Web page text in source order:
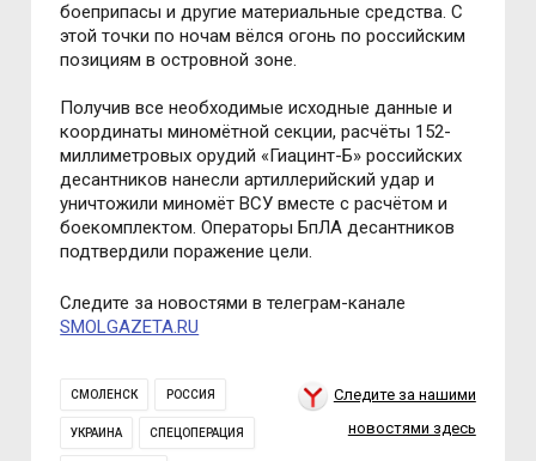
боеприпасы и другие материальные средства. С
этой точки по ночам вёлся огонь по российским
позициям в островной зоне.
Получив все необходимые исходные данные и
координаты миномётной секции, расчёты 152-
миллиметровых орудий «Гиацинт-Б» российских
десантников нанесли артиллерийский удар и
уничтожили миномёт ВСУ вместе с расчётом и
боекомплектом. Операторы БпЛА десантников
подтвердили поражение цели.
Следите за новостями в телеграм-канале
SMOLGAZETA.RU
СМОЛЕНСК РОССИЯ
УКРАИНА СПЕЦОПЕРАЦИЯ
Следите за нашими
новостями здесь